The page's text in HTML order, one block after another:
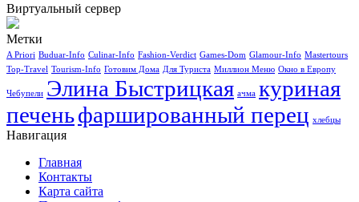
Виртуальный сервер
Метки
A Priori Buduar-Info Culinar-Info Fashion-Verdict Games-Dom Glamour-Info Mastertours
Top-Travel Tourism-Info Готовим Дома Для Туриста Миллион Меню Окно в Европу
Чебупели Элина Быстрицкая ачма куриная
печеньфаршированный перец хлебцы
Навигация
Главная
Контакты
Карта сайта